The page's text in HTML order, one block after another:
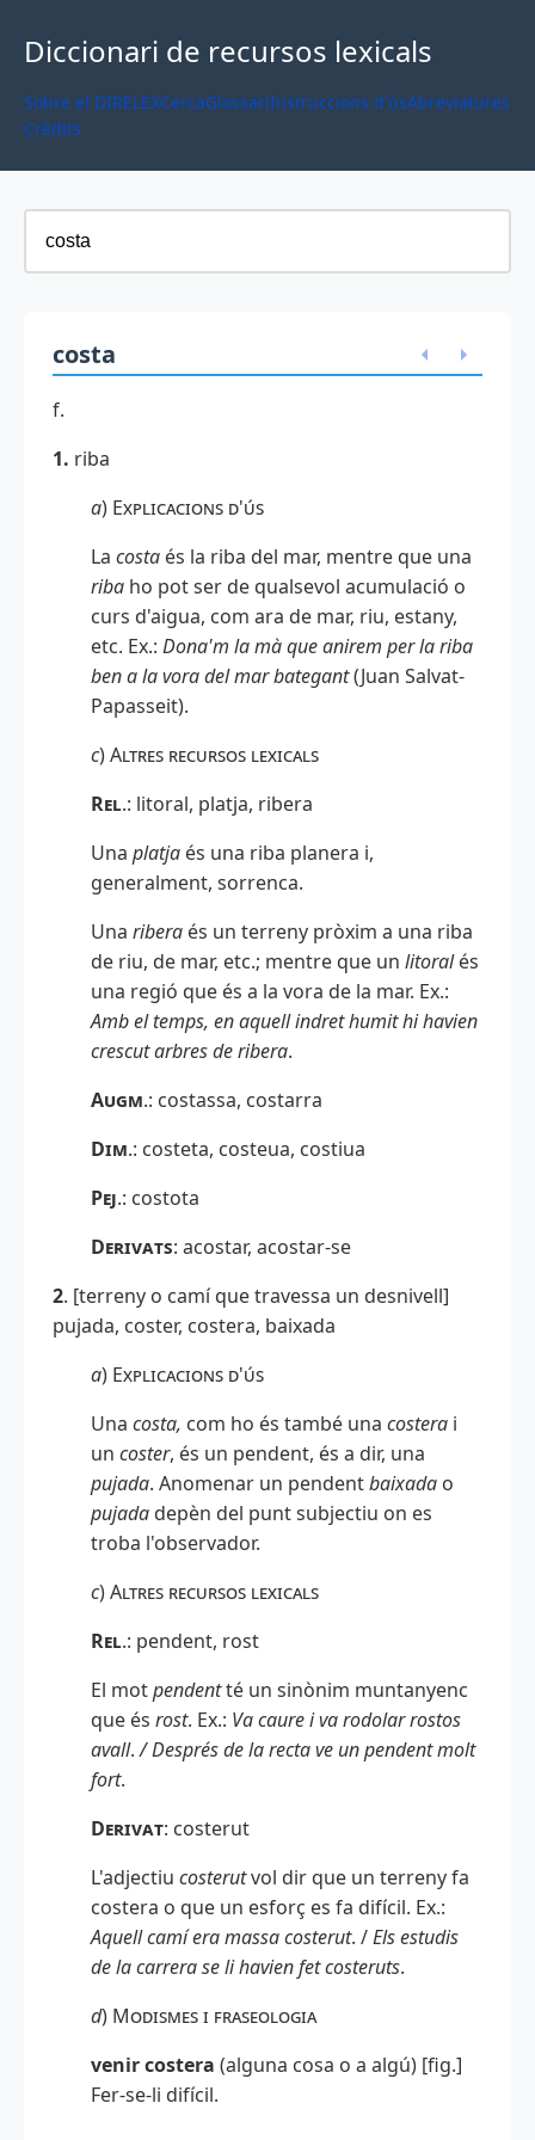
Diccionari de recursos lexicals
Sobre el DIRELEXCercaGlossariInstruccions d'úsAbreviatures
Crèdits
costa
f.
1. riba
a) Explicacions d'ús
La costa és la riba del mar, mentre que una
riba ho pot ser de qualsevol acumulació o
curs d'aigua, com ara de mar, riu, estany,
etc. Ex.: Dona'm la mà que anirem per la riba
ben a la vora del mar bategant(Juan Salvat-
Papasseit).
c)Altres recursos lexicals
Rel.: litoral, platja, ribera
Una platja és una riba planera i,
generalment, sorrenca.
Una ribera és un terreny pròxim a una riba
de riu, de mar, etc.; mentre que un litoralés
una regió que és a la vora de la mar. Ex.:
Amb el temps, en aquell indret humit hi havien
crescut arbres de ribera.
Augm.: costassa, costarra
Dim.: costeta, costeua, costiua
Pej.: costota
Derivats: acostar, acostar-se
2. [terreny o camí que travessa un desnivell]
pujada, coster, costera, baixada
a) Explicacions d'ús
Una costa, com ho és també una costera i
un coster, és un pendent, és a dir, una
pujada. Anomenar un pendentbaixada o
pujada depèn del punt subjectiu on es
troba l'observador.
c)Altres recursos lexicals
Rel.: pendent, rost
El motpendentté un sinònim muntanyenc
que és rost. Ex.: Va caure i va rodolar rostos
avall./ Després de la recta ve un pendent molt
fort.
Derivat: costerut
L'adjectiu costerutvol dir que un terreny fa
costera o que un esforç es fa difícil. Ex.:
Aquell camí era massa costerut. /Els estudis
de la carrera se li havien fet costeruts.
d) Modismes i fraseologia
venir costera (alguna cosa o a algú) [fig.]
Fer-se-li difícil.